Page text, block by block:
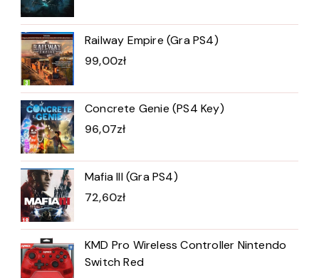
Railway Empire (Gra PS4)
99,00zł
Concrete Genie (PS4 Key)
96,07zł
Mafia III (Gra PS4)
72,60zł
KMD Pro Wireless Controller Nintendo
Switch Red